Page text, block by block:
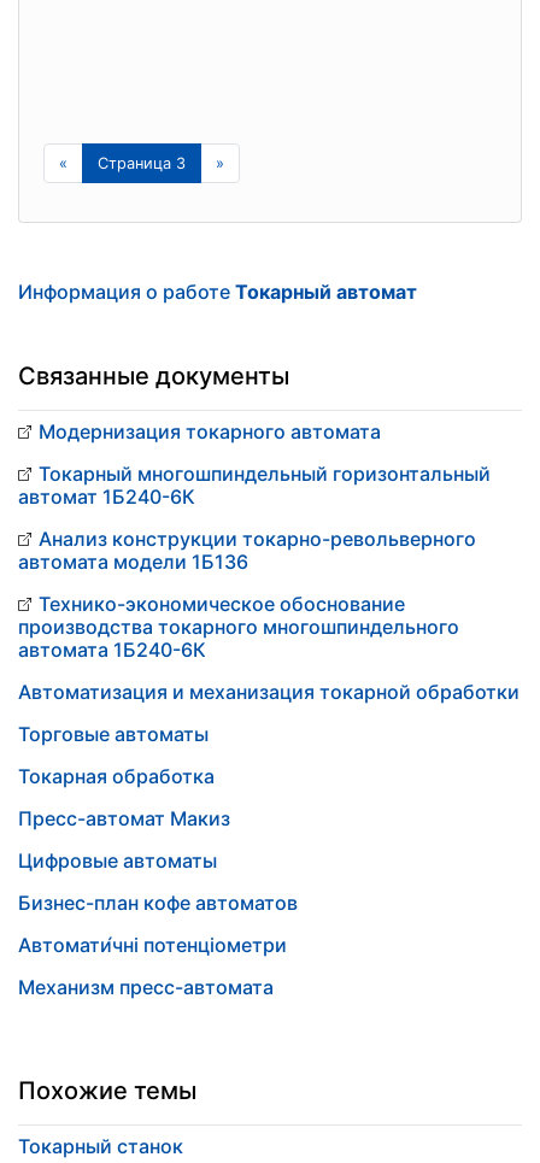
« Страница 3 »
Информация о работе Токарный автомат
Связанные документы
Модернизация токарного автомата
Токарный многошпиндельный горизонтальный
автомат 1Б240-6К
Анализ конструкции токарно-револьверного
автомата модели 1Б136
Технико-экономическое обоснование
производства токарного многошпиндельного
автомата 1Б240-6К
Автоматизация и механизация токарной обработки
Торговые автоматы
Токарная обработка
Пресс-автомат Макиз
Цифровые автоматы
Бизнес-план кофе автоматов
Автомати́чні потенціометри
Механизм пресс-автомата
Похожие темы
Токарный станок